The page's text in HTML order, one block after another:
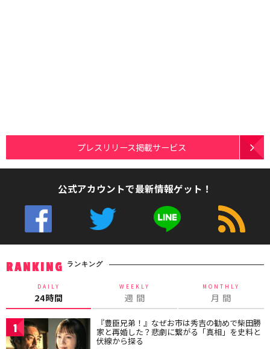
プレスリリース掲載サービス
公式アカウントで最新情報ゲット！
RANKING ランキング
DAILY
24時間
WEEKLY
週 間
MONTHLY
月 間
1 『豊臣兄弟！』なぜお市は秀吉の勧めで柴田勝
家と再婚した？悲劇に繋がる「真相」を史料と
伏線から探る